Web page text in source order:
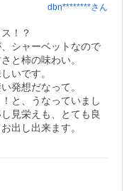
dbn********さん
！？
シャーベットなので
と柿の味わい。
いです。
発想だなって。
と、うなっていまし
見栄えも、とても良
出し出来ます。